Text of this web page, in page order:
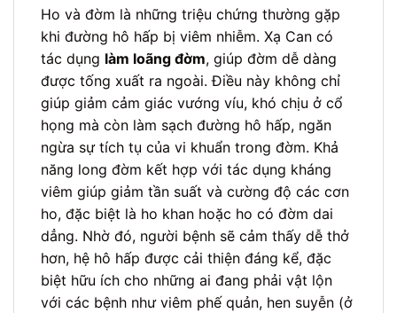
Ho và đờm là những triệu chứng thường gặp
khi đường hô hấp bị viêm nhiễm. Xạ Can có
tác dụng làm loãng đờm, giúp đờm dễ dàng
được tống xuất ra ngoài. Điều này không chỉ
giúp giảm cảm giác vướng víu, khó chịu ở cổ
họng mà còn làm sạch đường hô hấp, ngăn
ngừa sự tích tụ của vi khuẩn trong đờm. Khả
năng long đờm kết hợp với tác dụng kháng
viêm giúp giảm tần suất và cường độ các cơn
ho, đặc biệt là ho khan hoặc ho có đờm dai
dẳng. Nhờ đó, người bệnh sẽ cảm thấy dễ thở
hơn, hệ hô hấp được cải thiện đáng kể, đặc
biệt hữu ích cho những ai đang phải vật lộn
với các bệnh như viêm phế quản, hen suyễn (ở